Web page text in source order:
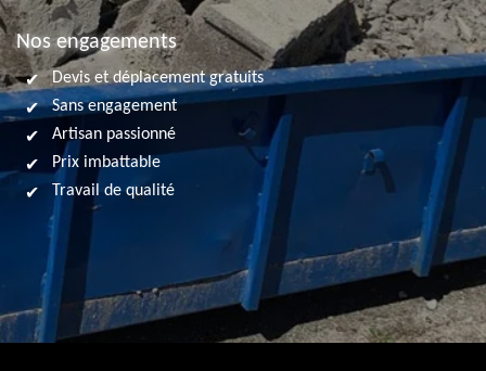
Nos engagements
Devis et déplacement gratuits
Sans engagement
Artisan passionné
Prix imbattable
Travail de qualité